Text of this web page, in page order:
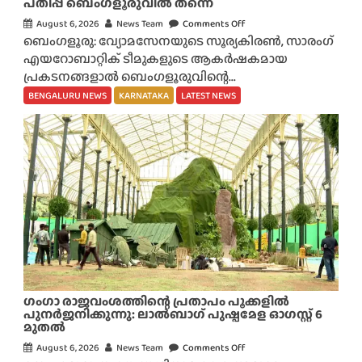
August 6, 2026 News Team Comments Off
n
ആ
ത്ത്
വീ
ണ്ടും
അ
ഭ്യാ
സ
ക്ക
ട
ൽ
;
അ
ഭ്യൂ
ബെംഗളൂരു: വ്യോമസേനയുടെ സൂര്യകിരൺ, സാരംഗ്
എയറോബാറ്റിക് ടീമുകളുടെ ആകർഷകമായ
പ്രകടനങ്ങളാൽ ബെംഗളൂരുവിന്റെ...
BENGALURU NEWS KARNATAKA LATEST NEWS
ഗംഗാ രാജവംശത്തിന്റെ പ്രതാപം പൂക്കളിൽ
പുനർജനിക്കുന്നു: ലാൽബാഗ് പുഷ്പമേള ഓഗസ്റ്റ് 6
മുതൽ
August 6, 2026 News Team Comments Off